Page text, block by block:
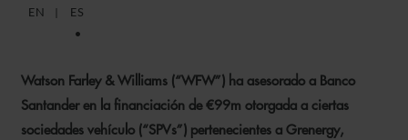
EN ES
Watson Farley & Williams (“WFW”) ha asesorado a Banco
Santander en la financiación de €99m otorgada a ciertas
sociedades vehículo (“SPVs”) pertenecientes a Grenergy,